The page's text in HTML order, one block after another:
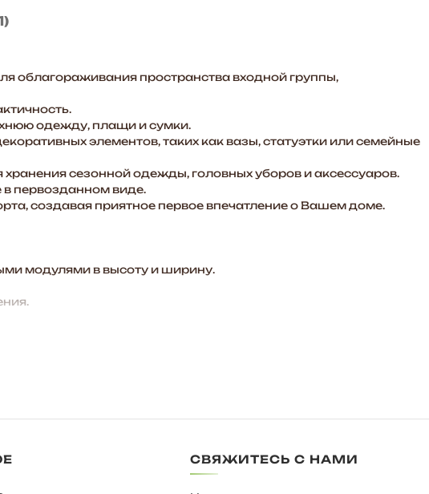
облагораживания пространства входной группы,
одежду, плащи и сумки.
элементов, таких как вазы, статуэтки или семейные
сезонной одежды, головных уборов и аксессуаров.
в первозданном виде.
создавая приятное первое впечатление о Вашем доме.
модулями в высоту и ширину.
СВЯЖИТЕСЬ С НАМИ